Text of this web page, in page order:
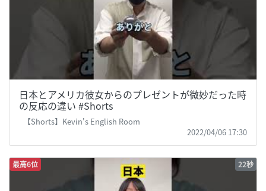
日本とアメリカ彼女からのプレゼントが微妙だった時
の反応の違い #Shorts
【Shorts】Kevin's English Room
2022/04/06 17:30
最高6位 22秒